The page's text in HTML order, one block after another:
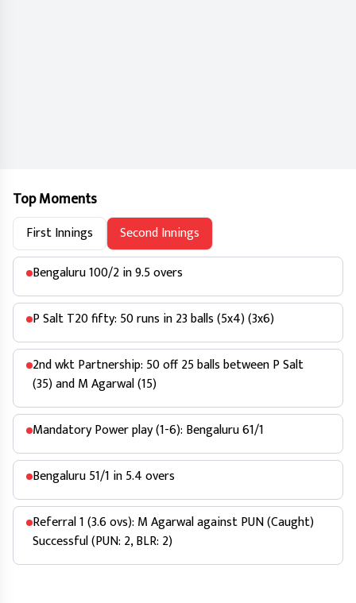
Top Moments
First Innings
Second Innings
Bengaluru 100/2 in 9.5 overs
P Salt T20 fifty: 50 runs in 23 balls (5x4) (3x6)
2nd wkt Partnership: 50 off 25 balls between P Salt
(35) and M Agarwal (15)
Mandatory Power play (1-6): Bengaluru 61/1
Bengaluru 51/1 in 5.4 overs
Referral 1 (3.6 ovs): M Agarwal against PUN (Caught)
Successful (PUN: 2, BLR: 2)